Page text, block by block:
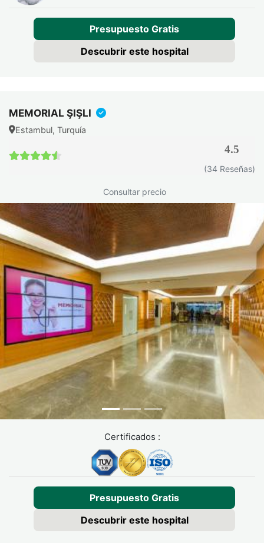
Presupuesto Gratis
Descubrir este hospital
MEMORIAL ŞIŞLI
Estambul, Turquía
4.5 / 5
4.5
(34 Reseñas)
Consultar precio
Certificados :
Presupuesto Gratis
Descubrir este hospital